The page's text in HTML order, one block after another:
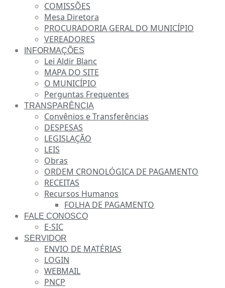
COMISSÕES
Mesa Diretora
PROCURADORIA GERAL DO MUNICÍPIO
VEREADORES
INFORMAÇÕES
Lei Aldir Blanc
MAPA DO SITE
O MUNICÍPIO
Perguntas Frequentes
TRANSPARÊNCIA
Convênios e Transferências
DESPESAS
LEGISLAÇÃO
LEIS
Obras
ORDEM CRONOLÓGICA DE PAGAMENTO
RECEITAS
Recursos Humanos
FOLHA DE PAGAMENTO
FALE CONOSCO
E-SIC
SERVIDOR
ENVIO DE MATÉRIAS
LOGIN
WEBMAIL
PNCP